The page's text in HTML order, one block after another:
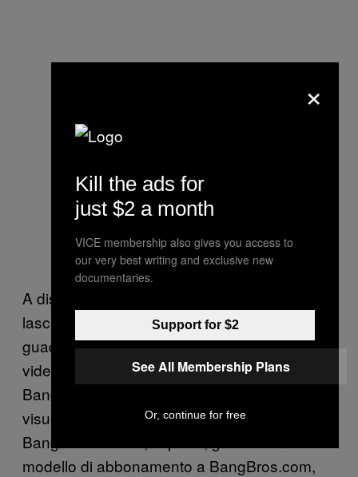
A distanza di anni da quando Khalifa ha
lasciato l’industria, BangBros continua a
guadagnare dai suoi contenuti. Ci sono 11
video di Mia Khalifa ancora online sul sito di
BangBros, che hanno accumulato 1.331.691
visualizzazioni in totale, stando al sito.
BangBros fa soldi, in parte, grazie a un
modello di abbonamento a BangBros.com,
×
Kill the ads for
just $2 a month
VICE membership also gives you access to
our very best writing and exclusive new
documentaries.
Support for $2
See All Membership Plans
Or, continue for free